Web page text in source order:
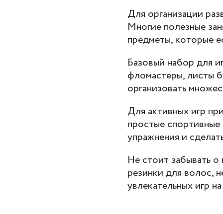
Для организации
Многие полезные
предметы, которые
Базовый набор для
фломастеры, листы
организовать
Для активных игр
простые
упражнения и
Не стоит забывать о
резинки для волос,
увлекательных игр